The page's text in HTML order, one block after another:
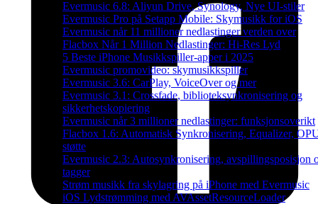
Evermusic 6.8: Aliyun Drive, Synology, Nye UI-stiler
Evermusic Pro på Setapp Mobile: Skymusikk for iOS
Evermusic når 11 millioner nedlastinger verden over
Flacbox Når 1 Million Nedlastinger: Hi-Res Lyd
5 Beste iPhone Musikkspiller-apper i 2025
Evermusic promovideo: skymusikkspiller
Evermusic 3.6: CarPlay, VoiceOver og mer
Evermusic 3.1: Crossfade, biblioteksynkronisering og
sikkerhetskopiering
Evermusic når 3 millioner nedlastinger: funksjonsoverikt
Flacbox 1.6: Automatisk Synkronisering, Equalizer,
støtte
Evermusic 2.3: Autosynkronisering, avspillingsposisjon
tagger
Strøm musikk fra skylagring på iPhone med Evermusic
iOS Lydstrømming med AVAssetResourceLoader